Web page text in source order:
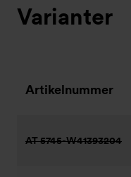
Varianter
Artikelnummer
AT 5745-W41393204